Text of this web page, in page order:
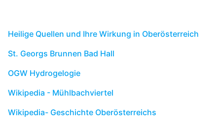
Heilige Quellen und Ihre Wirkung in Oberösterreich
St. Georgs Brunnen Bad Hall
OGW Hydrogelogie
Wikipedia - Mühlbachviertel
Wikipedia- Geschichte Oberösterreichs